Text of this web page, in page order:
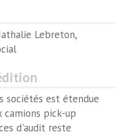
Lebreton,
sociétés est étendue
camions pick-up
d'audit reste